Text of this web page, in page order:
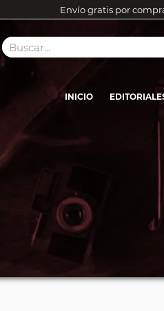
Envío gratis por
INICIO